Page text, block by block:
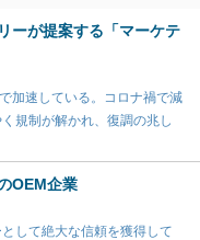
ーが提案する「マーケテ
加速している。コロナ禍で減
規制が解かれ、復調の兆し
OEM企業
して絶大な信頼を獲得して